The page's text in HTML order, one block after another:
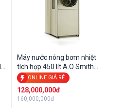
Máy nước nóng bơm nhiệt
tích hợp 450 lít A.O Smith
CAHP3.0-120-6S-E
ONLINE GIÁ RẺ
128,000,000đ
160,000,000đ